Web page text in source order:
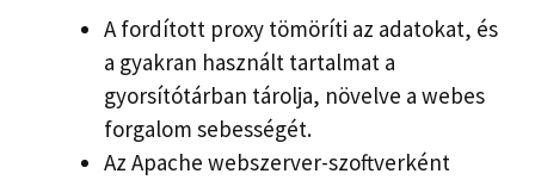
A fordított proxy tömöríti az adatokat, és
a gyakran használt tartalmat a
gyorsítótárban tárolja, növelve a webes
forgalom sebességét.
Az Apache webszerver-szoftverként